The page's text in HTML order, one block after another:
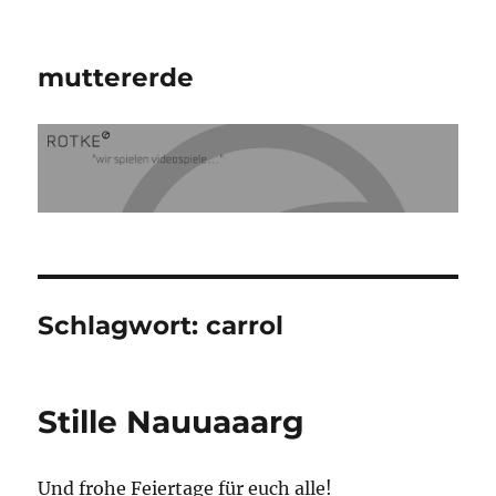
muttererde
Schlagwort:carrol
Stille Nauuaaarg
Und frohe Feiertage für euch alle!